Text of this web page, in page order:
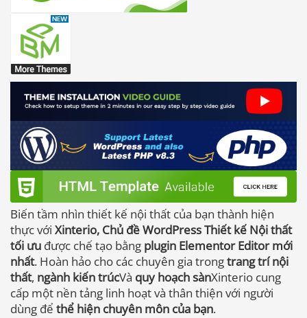
Biến tầm nhìn thiết kế nội thất của bạn thành hiện
thực với Xinterio, Chủ đề WordPress Thiết kế Nội thất
tối ưu được chế tạo bằng plugin Elementor Editor mới
nhất. Hoàn hảo cho các chuyên gia trongtrang trí nội
thất, ngành kiến ​​​​trúcVà quy hoạch sànXinterio cung
cấp một nền tảng linh hoạt và thân thiện với người
dùng để thể hiện chuyên môn của bạn.